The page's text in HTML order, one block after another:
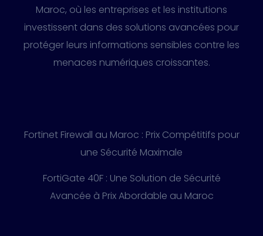
Maroc, où les entreprises et les institutions
investissent dans des solutions avancées pour
protéger leurs informations sensibles contre les
menaces numériques croissantes.
Fortinet Firewall au Maroc : Prix Compétitifs pour
une Sécurité Maximale
FortiGate 40F : Une Solution de Sécurité
Avancée à Prix Abordable au Maroc